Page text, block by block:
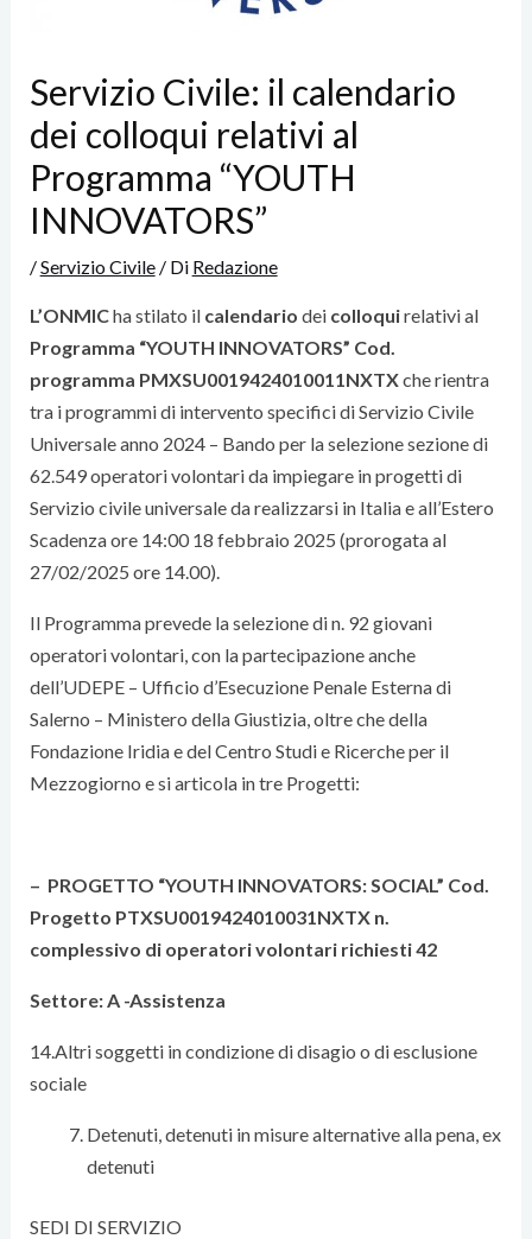
Servizio Civile: il calendario
dei colloqui relativi al
Programma “YOUTH
INNOVATORS”
/Servizio Civile/ Di Redazione
L’ONMICha stilato il calendario dei colloquirelativi al
Programma “YOUTH INNOVATORS” Cod.
programma PMXSU0019424010011NXTXche rientra
tra i programmi di intervento specifici di Servizio Civile
Universale anno 2024 – Bando per la selezione sezione di
62.549 operatori volontari da impiegare in progetti di
Servizio civile universale da realizzarsi in Italia e all’Estero
Scadenza ore 14:00 18 febbraio 2025 (prorogata al
27/02/2025 ore 14.00).
Il Programma prevede la selezione di n. 92 giovani
operatori volontari, con la partecipazione anche
dell’UDEPE – Ufficio d’Esecuzione Penale Esterna di
Salerno – Ministero della Giustizia, oltre che della
Fondazione Iridia e del Centro Studi e Ricerche per il
Mezzogiorno e si articola in tre Progetti:
– PROGETTO “YOUTH INNOVATORS: SOCIAL” Cod.
Progetto PTXSU0019424010031NXTX n.
complessivo di operatori volontari richiesti 42
Settore: A -Assistenza
14.Altri soggetti in condizione di disagio o di esclusione
sociale
Detenuti, detenuti in misure alternative alla pena, ex
detenuti
SEDI DI SERVIZIO